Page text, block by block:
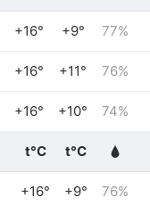
+16° +9° 77%
+16° +11° 76%
+16° +10° 74%
t°C t°C
+16° +9° 76%